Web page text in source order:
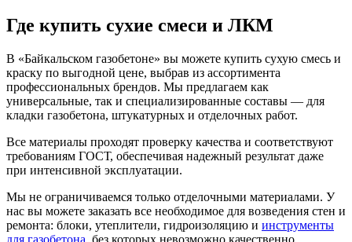
Где купить сухие смеси и ЛКМ
В «Байкальском газобетоне» вы можете купить сухую смесь и
краску по выгодной цене, выбрав из ассортимента
профессиональных брендов. Мы предлагаем как
универсальные, так и специализированные составы — для
кладки газобетона, штукатурных и отделочных работ.
Все материалы проходят проверку качества и соответствуют
требованиям ГОСТ, обеспечивая надежный результат даже
при интенсивной эксплуатации.
Мы не ограничиваемся только отделочными материалами. У
нас вы можете заказать все необходимое для возведения стен и
ремонта: блоки, утеплители, гидроизоляцию и инструменты
для газобетона , без которых невозможно качественно